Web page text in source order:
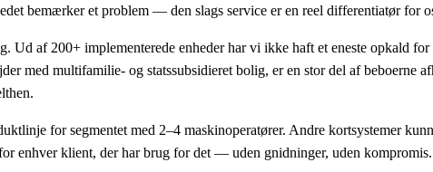
bemærker et problem — den slags service er en reel differentiatør for
Ud af 200+ implementerede enheder har vi ikke haft et eneste opkald
med multifamilie- og statssubsidieret bolig, er en stor del af beboerne
for segmentet med 2–4 maskinoperatører. Andre kortsystemer
enhver klient, der har brug for det — uden gnidninger, uden kompromis.